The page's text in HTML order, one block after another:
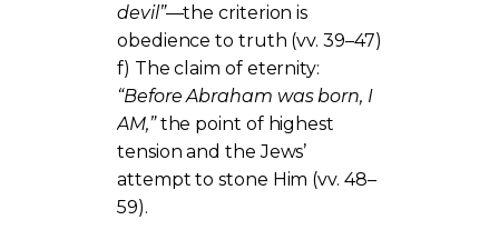
devil”—the criterion is
obedience to truth (vv. 39–47)
f) The claim of eternity:
“Before Abraham was born, I
AM,”the point of highest
tension and the Jews’
attempt to stone Him (vv. 48–
59).